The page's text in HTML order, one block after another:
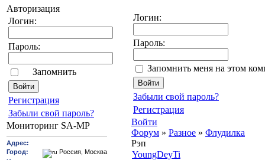
Авторизация
Логин:
Пароль:
Запомнить
Pегиcтрaция
Забыли свой пароль?
Мониторинг SA-MP
Логин:
Пароль:
Запомнить меня на этом
Забыли свой пароль?
Регистрация
Войти
Форум » Разное » Флудилка
Рэп
YoungDeyTi